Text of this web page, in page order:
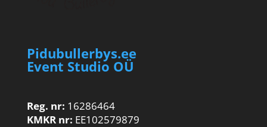
Pidubullerbys.ee
Event Studio OÜ
Reg. nr: 16286464
KMKR nr: EE102579879